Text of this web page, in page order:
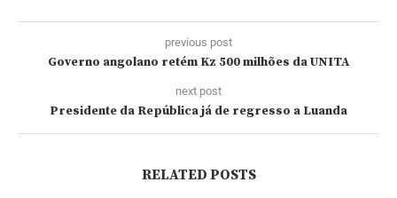
previous post
Governo angolano retém Kz 500 milhões da UNITA
next post
Presidente da República já de regresso a Luanda
RELATED POSTS